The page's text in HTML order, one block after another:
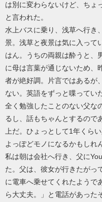
は別に変わらないけど、ちょ
と言われた。
水上バスに乗り、浅草へ行き
景。浅草と夜景は気に入って
はん。うちの両親は酔うと、
に母は言葉が通じないため、
者が絶好調。片言ではあるが
ない。英語をずっと喋ってい
全く勉強したことのない父な
るし、話もちゃんとするので
上だ。ひょっとして1年くら
よっぽどモノになるかもしれ
私は朝は会社へ行き、父に
た。父は、彼女が行きたがっ
に電車へ乗せてくれたようで
ら大丈夫。」と電話があった